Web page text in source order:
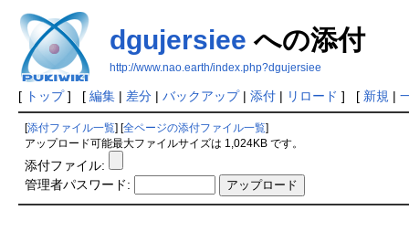
dgujersiee への添付
http://www.nao.earth/index.php?dgujersiee
[ トップ] [ 編集| 差分| バックアップ| 添付| リロード ] [ 新規 |
添付ファイル一覧 全ページの添付ファイル一覧
アップロード可能最大ファイルサイズは 1,024KB です。
添付ファイル:
管理者パスワード: